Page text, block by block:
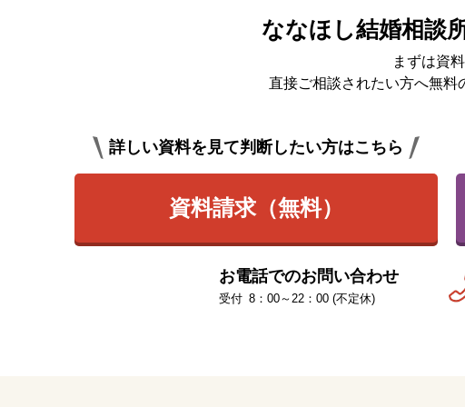
ななほし結婚相談
まずは資
直接ご相談されたい方へ無料
詳しい資料を見て判断したい方はこちら
資料請求（無料）
お電話でのお問い合わせ
8：00～22：00 (不定休)